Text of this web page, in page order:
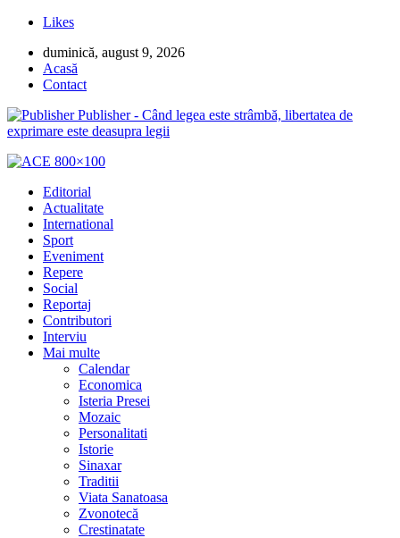
Likes
duminică, august 9, 2026
Acasă
Contact
Publisher - Când legea este strâmbă, libertatea de
exprimare este deasupra legii
Editorial
Actualitate
International
Sport
Eveniment
Repere
Social
Reportaj
Contributori
Interviu
Mai multe
Calendar
Economica
Isteria Presei
Mozaic
Personalitati
Istorie
Sinaxar
Traditii
Viata Sanatoasa
Zvonotecă
Crestinatate